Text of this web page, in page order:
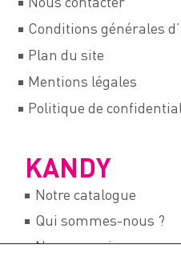
Nous contacter
Conditions générales
Plan du site
Mentions légales
Politique de
KANDY
Notre catalogue
Qui sommes-nous ?
Nos magasins